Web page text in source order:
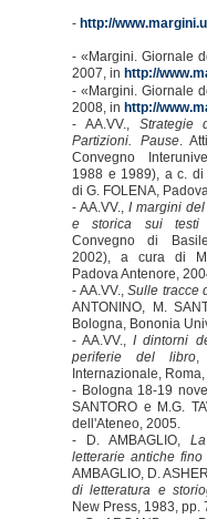
- http://
- «Margini. Giornale
2007, in http://
- «Margini. Giornale
2008, in http://
- AA.VV., Strategie
Partizioni. Pause.
Convegno
1988 e 1989), a c. di
di G. FOLENA,
- AA.VV., I margini
e storica sui testi
Convegno di
2002), a cura di
Padova Antenore,
- AA.VV.,Sulle tracce
ANTONINO, M.
Bologna, Bononia
- AA.VV.,I dintorni
periferie del libro,
Internazionale,
- Bologna 18-19
SANTORO e M.G.
dell'Ateneo, 2005.
- D. AMBAGLIO,
letterarie antiche fino
AMBAGLIO, D.
di letteratura e
New Press, 1983, pp.